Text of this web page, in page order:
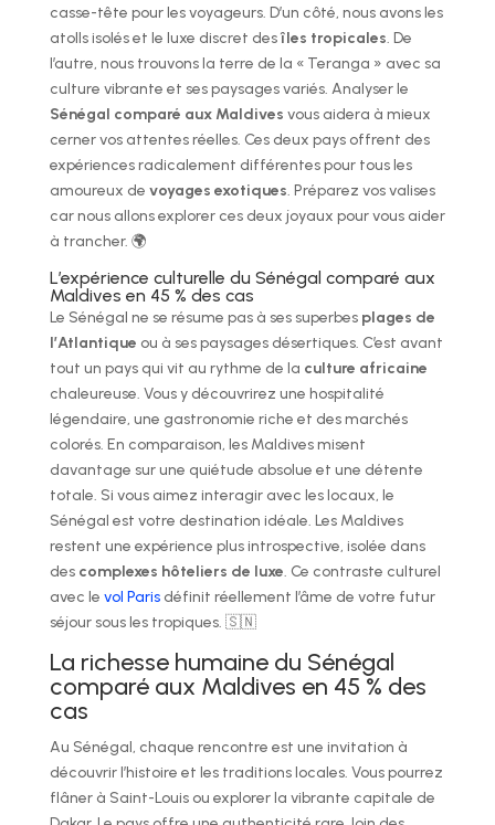
casse-tête pour les voyageurs. D’un côté, nous avons les
atolls isolés et le luxe discret desîles tropicales. De
l’autre, nous trouvons la terre de la « Teranga » avec sa
culture vibrante et ses paysages variés. Analyser le
Sénégal comparé aux Maldives vous aidera à mieux
cerner vos attentes réelles. Ces deux pays offrent des
expériences radicalement différentes pour tous les
amoureux de voyages exotiques. Préparez vos valises
car nous allons explorer ces deux joyaux pour vous aider
à trancher. 🌍
L’expérience culturelle du Sénégal comparé aux
Maldives en 45 % des cas
Le Sénégal ne se résume pas à ses superbes plages de
l’Atlantique ou à ses paysages désertiques. C’est avant
tout un pays qui vit au rythme de la culture africaine
chaleureuse. Vous y découvrirez une hospitalité
légendaire, une gastronomie riche et des marchés
colorés. En comparaison, les Maldives misent
davantage sur une quiétude absolue et une détente
totale. Si vous aimez interagir avec les locaux, le
Sénégal est votre destination idéale. Les Maldives
restent une expérience plus introspective, isolée dans
des complexes hôteliers de luxe. Ce contraste culturel
avec le vol Parisdéfinit réellement l’âme de votre futur
séjour sous les tropiques. 🇸🇳
La richesse humaine du Sénégal
comparé aux Maldives en 45 % des
cas
Au Sénégal, chaque rencontre est une invitation à
découvrir l’histoire et les traditions locales. Vous pourrez
flâner à Saint-Louis ou explorer la vibrante capitale de